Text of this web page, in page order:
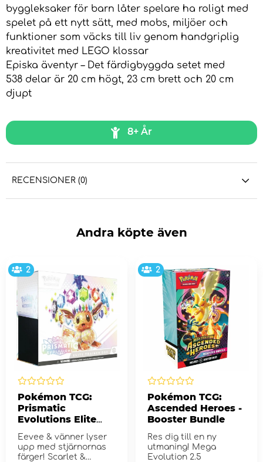
byggleksaker för barn låter spelare ha roligt med
spelet på ett nytt sätt, med mobs, miljöer och
funktioner som väcks till liv genom handgriplig
kreativitet med LEGO klossar
Episka äventyr – Det färdigbyggda setet med
538 delar är 20 cm högt, 23 cm brett och 20 cm
djupt
8+ År
RECENSIONER (0)
Andra köpte även
2
Pokémon TCG:
Prismatic
Evolutions Elite
Eevee & vänner lyser
upp med stjärnornas
färger! Scarlet &
2
Pokémon TCG:
Ascended Heroes -
Booster Bundle
Res dig till en ny
utmaning! Mega
Evolution 2.5